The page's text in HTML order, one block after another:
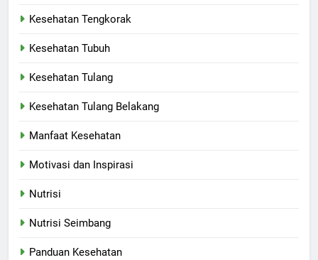
Kesehatan Tengkorak
Kesehatan Tubuh
Kesehatan Tulang
Kesehatan Tulang Belakang
Manfaat Kesehatan
Motivasi dan Inspirasi
Nutrisi
Nutrisi Seimbang
Panduan Kesehatan